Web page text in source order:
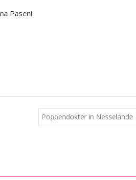
Pasen!
Poppendokter in Nesselande